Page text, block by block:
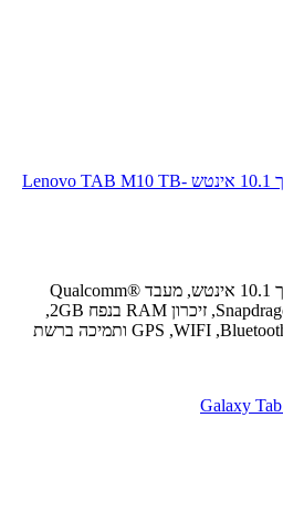
טאבלט מבית Lenovo בעל מסך 10.1 אינטש Lenovo TAB M10 TB-
טאבלט מבית Lenovo בעל מסך 10.1 אינטש, מעבד Qualcomm®
Snapdragon™ 450 Octa-Core 1.8GHz, זיכרון RAM בנפח 2GB,
אחסון בנפח 16GB, קישוריות GPS ,WIFI ,Bluetooth ותמיכה ברשת